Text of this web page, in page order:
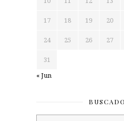
17 18 19 20
24 25 26 27
31
« Jun